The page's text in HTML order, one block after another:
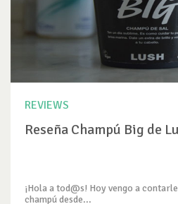
REVIEWS
Reseña Champú Big de
¡Hola a tod@s! Hoy vengo a
champú desde...